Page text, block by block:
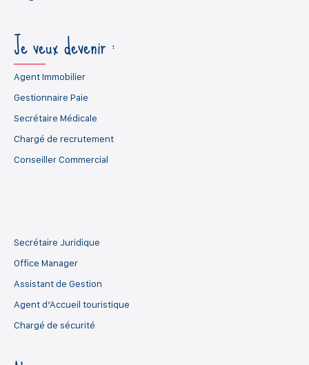
Je veux devenir :
Agent Immobilier
Gestionnaire Paie
Secrétaire Médicale
Chargé de recrutement
Conseiller Commercial
Secrétaire Juridique
Office Manager
Assistant de Gestion
Agent d’Accueil touristique
Chargé de sécurité